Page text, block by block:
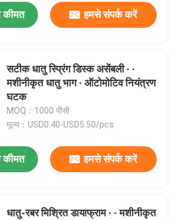
कीमत हमसे संपर्क करें
सटीक धातु स्प्रिंग डिस्क असेंबली ∙ ∙
मशीनीकृत धातु भाग ∙ ऑटोमोटिव नियंत्रण
घटक
MOQ：1000 पीसी
मूल्य：USD0.40-USD5.50/pcs
कीमत हमसे संपर्क करें
धातु-रबर मिश्रित डायाफ्राम ∙ ∙ मशीनीकृत